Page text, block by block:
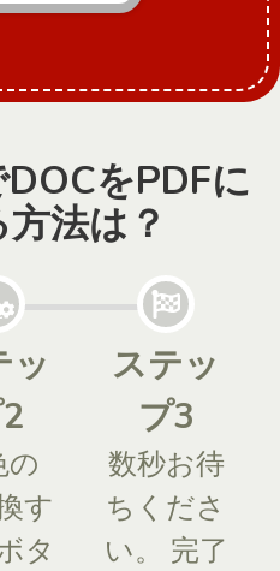
をPDFに
法は？
ッ
の
す
タ
ステッ
プ3
数秒お待
ちくださ
い。 完了